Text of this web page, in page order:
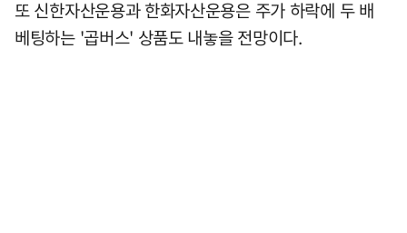
또 신한자산운용과 한화자산운용은 주가 하락에 두 배
베팅하는 '곱버스' 상품도 내놓을 전망이다.